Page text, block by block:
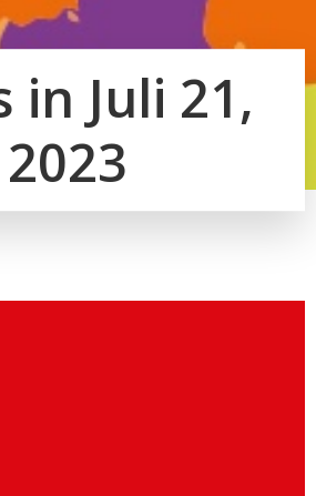
in Juli 21,
2023